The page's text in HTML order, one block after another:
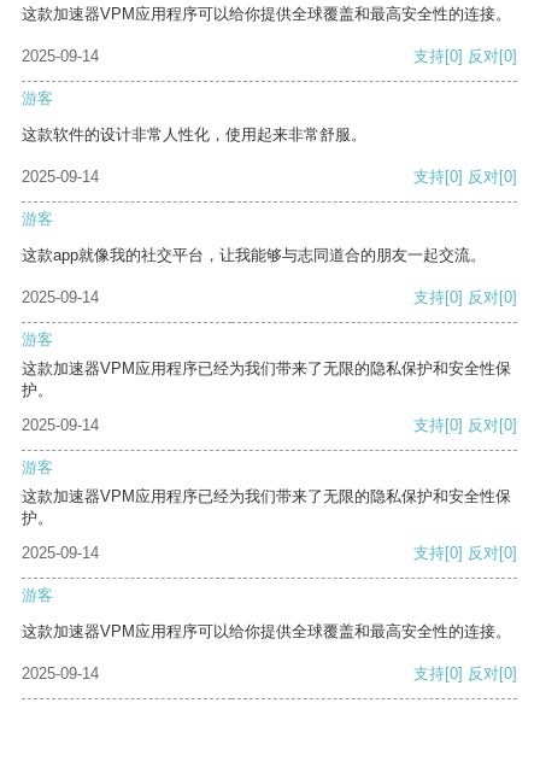
这款加速器VPM应用程序可以给你提供全球覆盖和最高安全性的连接。
2025-09-14 支持[0] 反对[0]
游客
这款软件的设计非常人性化，使用起来非常舒服。
2025-09-14 支持[0] 反对[0]
游客
这款app就像我的社交平台，让我能够与志同道合的朋友一起交流。
2025-09-14 支持[0] 反对[0]
游客
这款加速器VPM应用程序已经为我们带来了无限的隐私保护和安全性保
护。
2025-09-14
支持[0] 反对[0]
游客
这款加速器VPM应用程序已经为我们带来了无限的隐私保护和安全性保
护。
2025-09-14
支持[0] 反对[0]
游客
这款加速器VPM应用程序可以给你提供全球覆盖和最高安全性的连接。
2025-09-14 支持[0] 反对[0]